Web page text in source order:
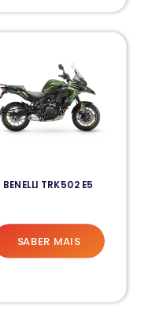
BENELLI TRK502 E5
SABER MAIS